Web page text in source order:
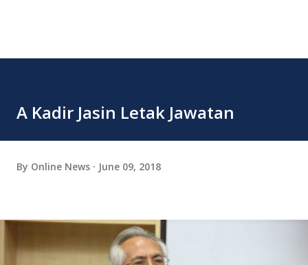
A Kadir Jasin Letak Jawatan
By Online News June 09, 2018